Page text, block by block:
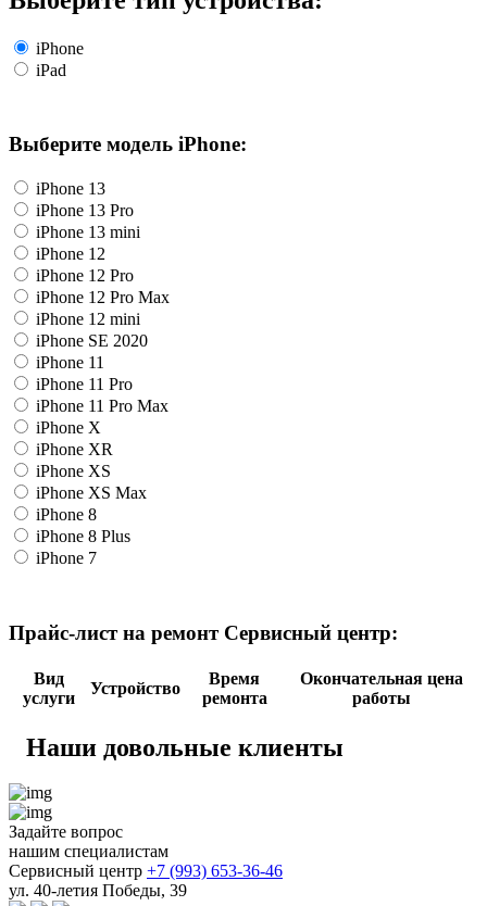
iPhone
iPad
Выберите модель iPhone:
iPhone 13
iPhone 13 Pro
iPhone 13 mini
iPhone 12
iPhone 12 Pro
iPhone 12 Pro Max
iPhone 12 mini
iPhone SE 2020
iPhone 11
iPhone 11 Pro
iPhone 11 Pro Max
iPhone X
iPhone XR
iPhone XS
iPhone XS Max
iPhone 8
iPhone 8 Plus
iPhone 7
Прайс-лист на ремонт Сервисный центр:
Вид
услуги
Устройство
Время
ремонта
Окончательная цена
работы
Наши довольные клиенты
Задайте вопрос
нашим специалистам
Сервисный центр +7 (993) 653-36-46
ул. 40-летия Победы, 39